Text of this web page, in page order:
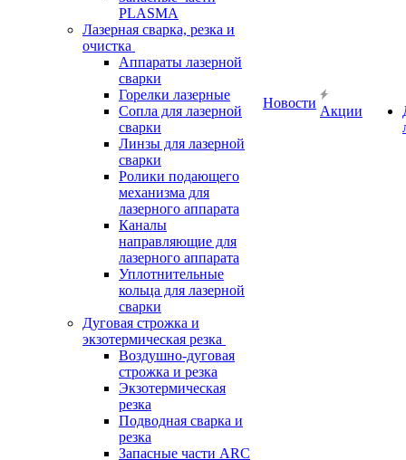
PLASMA
Лазерная сварка, резка и
очистка
Аппараты лазерной
сварки
Горелки лазерные
Сопла для лазерной
сварки
Линзы для лазерной
сварки
Ролики подающего
механизма для
лазерного аппарата
Каналы
направляющие для
лазерного аппарата
Уплотнительные
кольца для лазерной
сварки
Дуговая строжка и
экзотермическая резка
Воздушно-дуговая
строжка и резка
Экзотермическая
резка
Подводная сварка и
резка
Запасные части ARC
Новости
Акции